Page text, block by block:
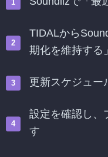
TIDALから
期化を維持する
更新スケジュー
設定を確認し、
す